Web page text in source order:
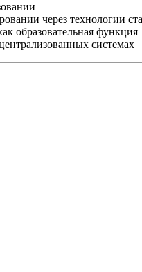
через технологии
образовательная функция
системах